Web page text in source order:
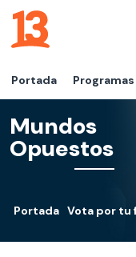
Portada Programas
Mundos
Opuestos
Portada Vota por tu